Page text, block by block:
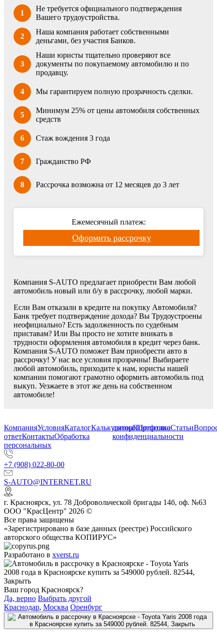
1
Не требуется официального подтверждения
Вашего трудоустройства.
2
Наша компания работает собственными
деньгами, без участия Банков.
3
Наши юристы тщательно проверяют все
документы по покупаемому автомобилю и по
продавцу.
4 Мы гарантируем полную прозрачность сделки.
5
Минимум 25% от цены автомобиля собственных
средств
6 Стаж вождения 3 года
7 Гражданство РФ
8 Рассрочка возможна от 12 месяцев до 3 лет
Ежемесячный платеж:
Оформить рассрочку
Компания S-AUTO предлагает приобрести Вам любой
автомобиль новый или б/у в рассрочку, любой марки.
Если Вам отказали в кредите на покупку Автомобиля?
Банк требует подтверждение дохода? Вы Трудоустроены
неофициально? Есть задолженность по судебным
приставам? Или Вы просто не хотите вникать в
трудности оформления автомобиля в кредит через банк.
Компания S-AUTO поможет Вам приобрести авто в
рассрочку! У нас все условия прозрачны! Выбираете
любой автомобиль, приходите к нам, юристы нашей
компании помогают грамотно оформить автомобиль под
выкуп. Уезжаете в этот же день на собственном
автомобиле!
КомпанияУсловияКаталогКалькуляторПортфолиоСтатьи
ответКонтактыОбработка
персональных
данныхПолитика
конфиденциальности
+7 (908) 022-80-00
S-AUTO@INTERNET.RU
г. Красноярск, ул. 78 Добровольческой бригады 14б, оф. №63
ООО "КрасЦентр" 2026 ©
Все права защищены
«Зарегистрировано в базе данных (реестре) Российского
авторского общества КОПИРУС»
Разработано в xverst.ru
Ваш город Красноярск?
Да, верно Выбрать другой
Краснодар, Москва Оренбург